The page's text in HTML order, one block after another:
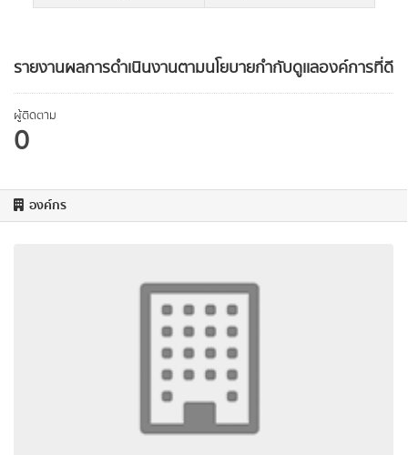
รายงานผลการดำเนินงานตามนโยบายกำกับดูเเลองค์การที่ดี
ผู้ติดตาม
0
องค์กร